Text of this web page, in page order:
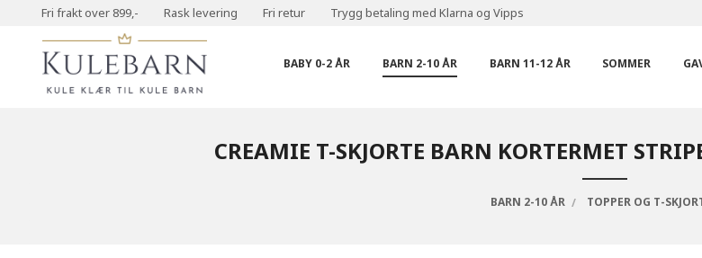
innholdet
Fri frakt over 899,- Rask levering Fri retur Trygg betaling med Klarna og Vipps
PRODUKTER
BABY 0-2 ÅR BARN 2-10 ÅR BARN 11-12 ÅR SOMMER
CREAMIE T-SKJORTE BARN KORTERMET
BARN 2-10 ÅR TOPPER OG T-